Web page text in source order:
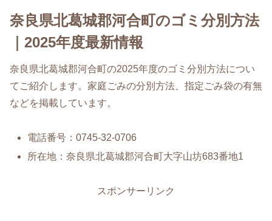
奈良県北葛城郡河合町のゴミ分別方法
｜2025年度最新情報
奈良県北葛城郡河合町の2025年度のゴミ分別方法につい
てご紹介します。家庭ごみの分別方法、指定ごみ袋の有無
などを掲載しています。
電話番号：0745-32-0706
所在地：奈良県北葛城郡河合町大字山坊683番地1
スポンサーリンク